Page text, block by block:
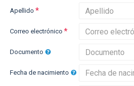
Apellido
Correo electrónico
Documento
Fecha de nacimiento